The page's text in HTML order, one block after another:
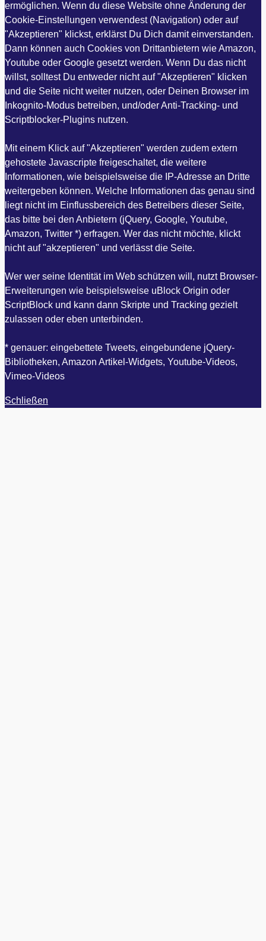
ermöglichen. Wenn du diese Website ohne Änderung der
Cookie-Einstellungen verwendest (Navigation) oder auf
"Akzeptieren" klickst, erklärst Du Dich damit einverstanden.
Dann können auch Cookies von Drittanbietern wie Amazon,
Youtube oder Google gesetzt werden. Wenn Du das nicht
willst, solltest Du entweder nicht auf "Akzeptieren" klicken
und die Seite nicht weiter nutzen, oder Deinen Browser im
Inkognito-Modus betreiben, und/oder Anti-Tracking- und
Scriptblocker-Plugins nutzen.
Mit einem Klick auf "Akzeptieren" werden zudem extern
gehostete Javascripte freigeschaltet, die weitere
Informationen, wie beispielsweise die IP-Adresse an Dritte
weitergeben können. Welche Informationen das genau sind
liegt nicht im Einflussbereich des Betreibers dieser Seite,
das bitte bei den Anbietern (jQuery, Google, Youtube,
Amazon, Twitter *) erfragen. Wer das nicht möchte, klickt
nicht auf "akzeptieren" und verlässt die Seite.
Wer wer seine Identität im Web schützen will, nutzt Browser-
Erweiterungen wie beispielsweise uBlock Origin oder
ScriptBlock und kann dann Skripte und Tracking gezielt
zulassen oder eben unterbinden.
* genauer: eingebettete Tweets, eingebundene jQuery-
Bibliotheken, Amazon Artikel-Widgets, Youtube-Videos,
Vimeo-Videos
Schließen